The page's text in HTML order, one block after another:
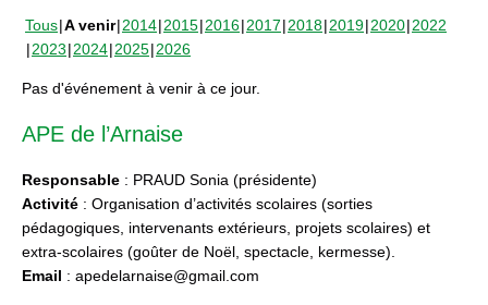
Tous A venir 2014 2015 2016 2017 2018 2019 2020 2022
2023 2024 2025 2026
Pas d'événement à venir à ce jour.
APE de l’Arnaise
Responsable : PRAUD Sonia (présidente)
Activité : Organisation d’activités scolaires (sorties
pédagogiques, intervenants extérieurs, projets scolaires) et
extra-scolaires (goûter de Noël, spectacle, kermesse).
Email : apedelarnaise@gmail.com